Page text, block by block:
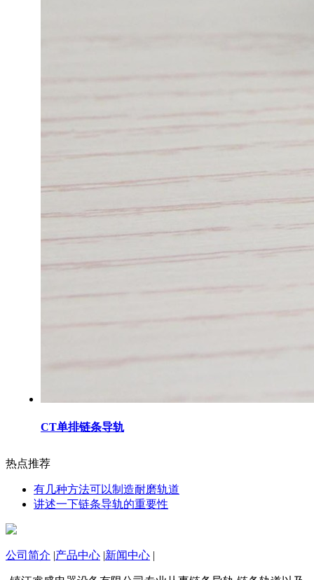
CT单排链条导轨
热点推荐
有几种方法可以制造耐磨轨道
讲述一下链条导轨的重要性
公司简介 产品中心 新闻中心